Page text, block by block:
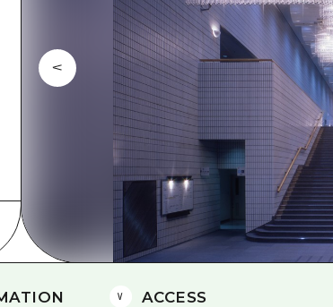
나이트 라이프
세계유산
치유
자연
비북(備北)
게이호쿠(芸北)
미야지마(宮島) 주
야마구치(山口)현
빈고(備後)
비북(備北)
게이호쿠(
미야지마(
야마구치(
에히메(愛
시마네(島
시설 혼잡 상황
히로시마 OMOTENASHI 패스
수하물 보관 및 배송 서비스
히로시마
자주 묻는
에히메(愛媛)현
시마네(島根)현
ACCESS